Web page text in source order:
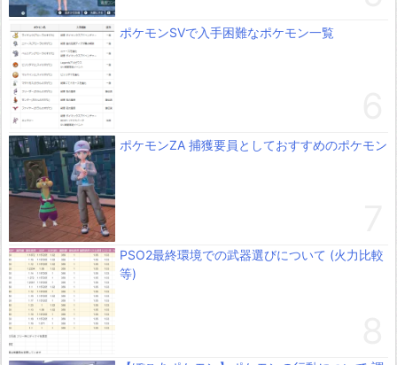
ポケモンSVで入手困難なポケモン一覧
ポケモンZA 捕獲要員としておすすめのポケモン
PSO2最終環境での武器選びについて (火力比較
等)